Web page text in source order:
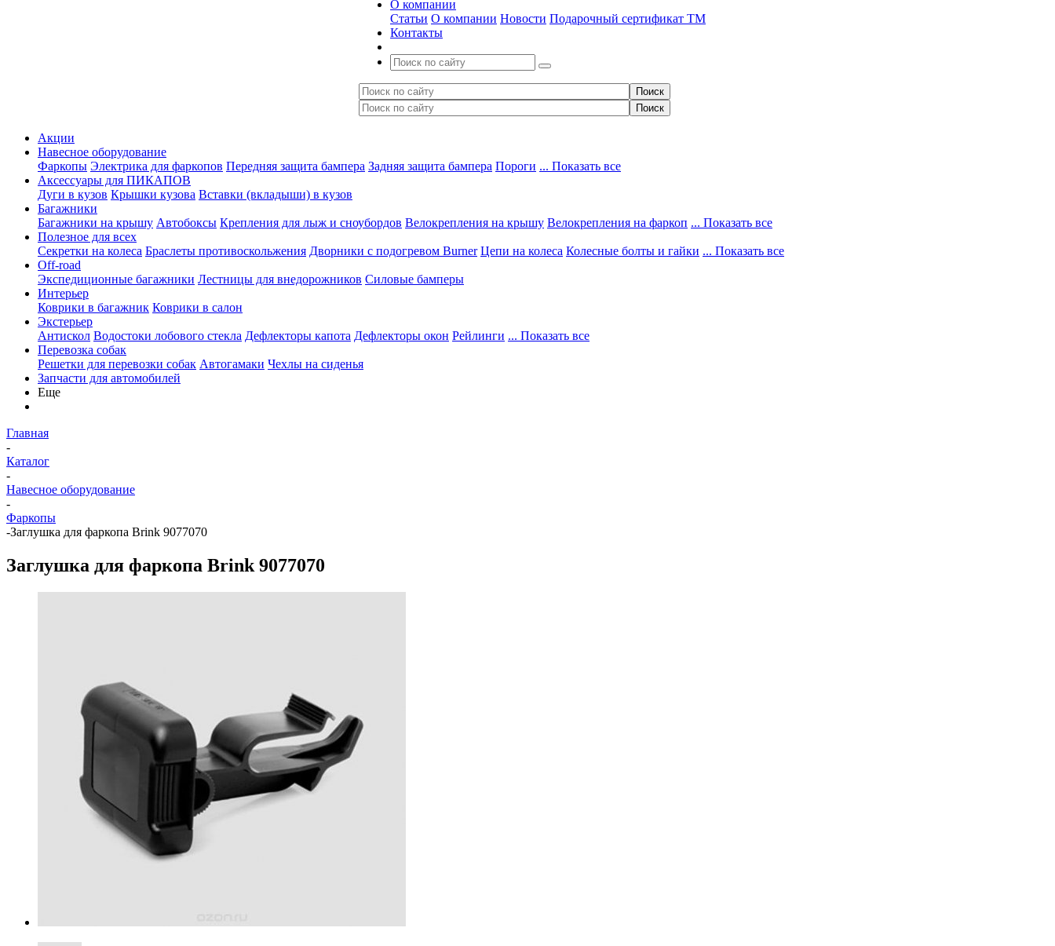
О компании
Статьи О компании Новости Подарочный сертификат ТМ
Контакты
Акции
Навесное оборудование
Фаркопы Электрика для фаркопов Передняя защита бампера Задняя защита бампера Пороги ... Показать все
Аксессуары для ПИКАПОВ
Дуги в кузов Крышки кузова Вставки (вкладыши) в кузов
Багажники
Багажники на крышу Автобоксы Крепления для лыж и сноубордов Велокрепления на крышу Велокрепления на фаркоп ... Показать все
Полезное для всех
Секретки на колеса Браслеты противоскольжения Дворники с подогревом Burner Цепи на колеса Колесные болты и гайки ... Показать все
Off-road
Экспедиционные багажники Лестницы для внедорожников Силовые бамперы
Интерьер
Коврики в багажник Коврики в салон
Экстерьер
Антискол Водостоки лобового стекла Дефлекторы капота Дефлекторы окон Рейлинги ... Показать все
Перевозка собак
Решетки для перевозки собак Автогамаки Чехлы на сиденья
Запчасти для автомобилей
Еще
Главная
-
Каталог
-
Навесное оборудование
-
Фаркопы
-Заглушка для фаркопа Brink 9077070
Заглушка для фаркопа Brink 9077070